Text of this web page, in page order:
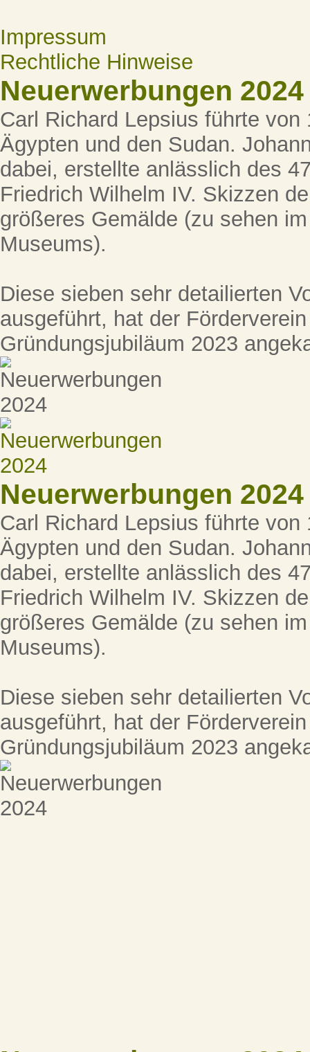
Impressum
Rechtliche Hinweise
Neuerwerbungen 2024
Carl Richard Lepsius führte
Ägypten und den Sudan.
dabei, erstellte anlässlich des
Friedrich Wilhelm IV. Skizzen
größeres Gemälde (zu sehen
Museums).
Diese sieben sehr detailierten
ausgeführt, hat der
Gründungsjubiläum 2023
Neuerwerbungen 2024
Carl Richard Lepsius führte
Ägypten und den Sudan.
dabei, erstellte anlässlich des
Friedrich Wilhelm IV. Skizzen
größeres Gemälde (zu sehen
Museums).
Diese sieben sehr detailierten
ausgeführt, hat der
Gründungsjubiläum 2023